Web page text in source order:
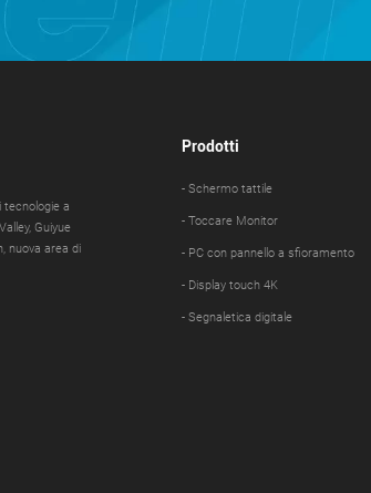
tecnologie a
Guiyue
nuova area di
Prodotti
- Schermo tattile
- Toccare Monitor
- PC con pannello a sfioramento
- Display touch 4K
- Segnaletica digitale